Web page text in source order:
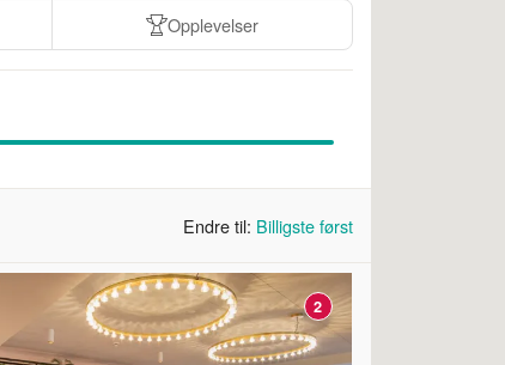
Opplevelser
Endre til: Billigste først
2